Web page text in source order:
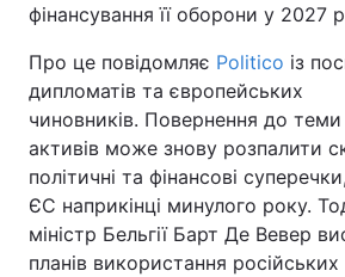
фінансування її оборони у 2027
Про це повідомляє Politico із
дипломатів та європейських
чиновників. Повернення до теми
активів може знову розпалити
політичні та фінансові
ЄС наприкінці минулого року.
міністр Бельгії Барт Де Вевер
планів використання